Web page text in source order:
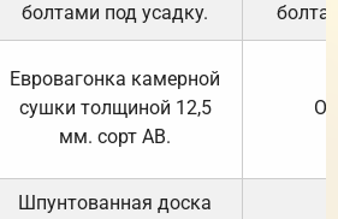
болтами под усадку.
Евровагонка камерной
сушки толщиной 12,5
мм. сорт АВ.
Шпунтованная доска